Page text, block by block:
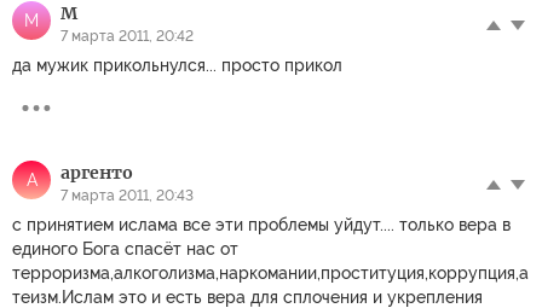
M M
7 марта 2011, 20:42
да мужик прикольнулся... просто прикол
А аргенто
7 марта 2011, 20:43
с принятием ислама все эти проблемы уйдут.... только вера в
единого Бога спасёт нас от
терроризма,алкоголизма,наркомании,проституция,коррупция,а
теизм.Ислам это и есть вера для сплочения и укрепления